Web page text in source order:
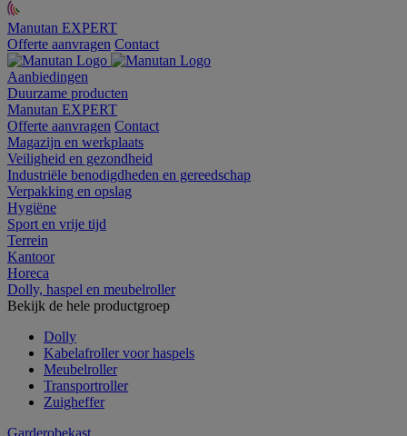
Manutan EXPERT
Offerte aanvragen Contact
Aanbiedingen
Duurzame producten
Manutan EXPERT
Offerte aanvragen Contact
Magazijn en werkplaats
Veiligheid en gezondheid
Industriële benodigdheden en gereedschap
Verpakking en opslag
Hygiëne
Sport en vrije tijd
Terrein
Kantoor
Horeca
Dolly, haspel en meubelroller
Bekijk de hele productgroep
Dolly
Kabelafroller voor haspels
Meubelroller
Transportroller
Zuigheffer
Garderobekast